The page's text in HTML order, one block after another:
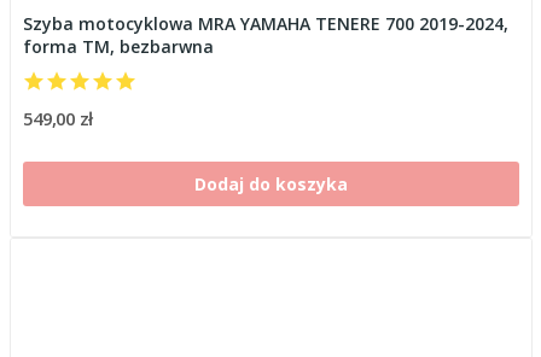
Szyba motocyklowa MRA YAMAHA TENERE 700 2019-2024,
forma TM, bezbarwna
549,00 zł
Dodaj do koszyka